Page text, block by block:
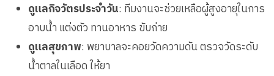
ดูแลกิจวัตรประจำวัน: ทีมงานจะช่วยเหลือผู้สูงอายุในการ
อาบน้ำ แต่งตัว ทานอาหาร ขับถ่าย
ดูแลสุขภาพ: พยาบาลจะคอยวัดความดัน ตรวจวัดระดับ
น้ำตาลในเลือด ให้ยา